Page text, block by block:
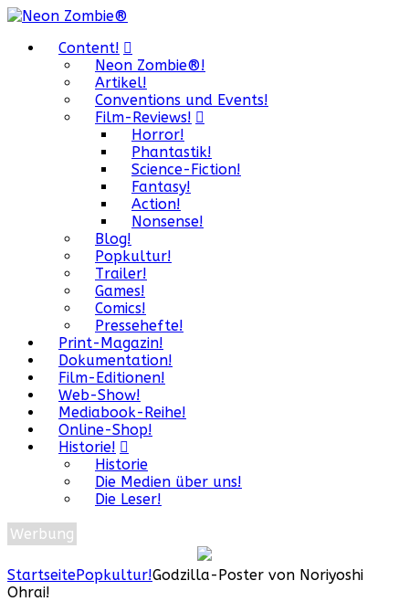
Content!
Neon Zombie®!
Artikel!
Conventions und Events!
Film-Reviews!
Horror!
Phantastik!
Science-Fiction!
Fantasy!
Action!
Nonsense!
Blog!
Popkultur!
Trailer!
Games!
Comics!
Pressehefte!
Print-Magazin!
Dokumentation!
Film-Editionen!
Web-Show!
Mediabook-Reihe!
Online-Shop!
Historie!
Historie
Die Medien über uns!
Die Leser!
Werbung
StartseitePopkultur!Godzilla-Poster von Noriyoshi
Ohrai!